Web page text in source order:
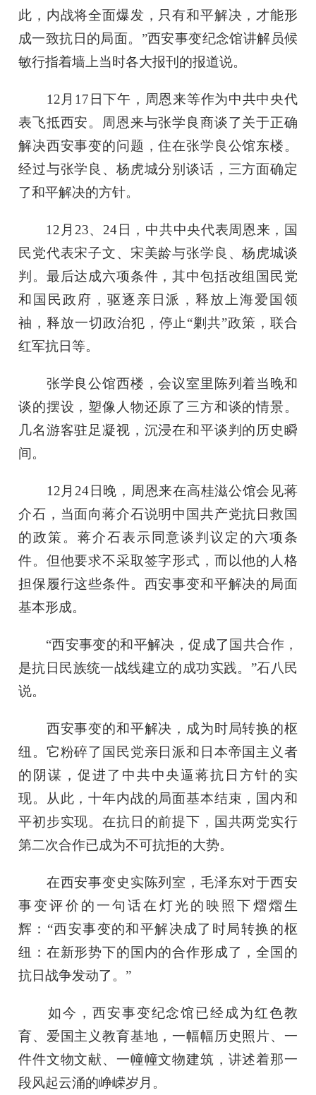
此，内战将全面爆发，只有和平解决，才能形
成一致抗日的局面。”西安事变纪念馆讲解员候
敏行指着墙上当时各大报刊的报道说。
12月17日下午，周恩来等作为中共中央代
表飞抵西安。周恩来与张学良商谈了关于正确
解决西安事变的问题，住在张学良公馆东楼。
经过与张学良、杨虎城分别谈话，三方面确定
了和平解决的方针。
12月23、24日，中共中央代表周恩来，国
民党代表宋子文、宋美龄与张学良、杨虎城谈
判。最后达成六项条件，其中包括改组国民党
和国民政府，驱逐亲日派，释放上海爱国领
袖，释放一切政治犯，停止“剿共”政策，联合
红军抗日等。
张学良公馆西楼，会议室里陈列着当晚和
谈的摆设，塑像人物还原了三方和谈的情景。
几名游客驻足凝视，沉浸在和平谈判的历史瞬
间。
12月24日晚，周恩来在高桂滋公馆会见蒋
介石，当面向蒋介石说明中国共产党抗日救国
的政策。蒋介石表示同意谈判议定的六项条
件。但他要求不采取签字形式，而以他的人格
担保履行这些条件。西安事变和平解决的局面
基本形成。
“西安事变的和平解决，促成了国共合作，
是抗日民族统一战线建立的成功实践。”石八民
说。
西安事变的和平解决，成为时局转换的枢
纽。它粉碎了国民党亲日派和日本帝国主义者
的阴谋，促进了中共中央逼蒋抗日方针的实
现。从此，十年内战的局面基本结束，国内和
平初步实现。在抗日的前提下，国共两党实行
第二次合作已成为不可抗拒的大势。
在西安事变史实陈列室，毛泽东对于西安
事变评价的一句话在灯光的映照下熠熠生
辉：“西安事变的和平解决成了时局转换的枢
纽：在新形势下的国内的合作形成了，全国的
抗日战争发动了。”
如今，西安事变纪念馆已经成为红色教
育、爱国主义教育基地，一幅幅历史照片、一
件件文物文献、一幢幢文物建筑，讲述着那一
段风起云涌的峥嵘岁月。